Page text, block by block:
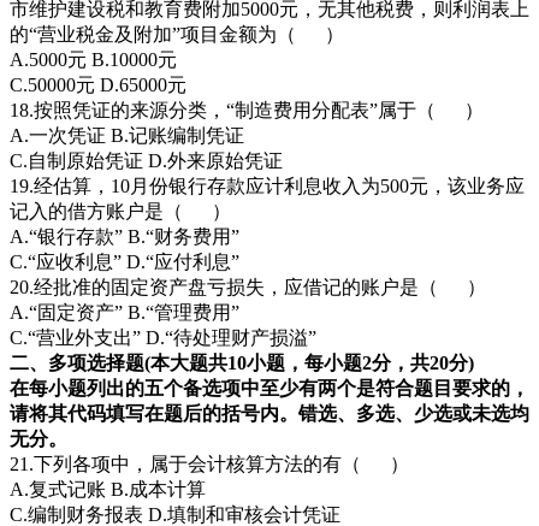
市维护建设税和教育费附加5000元，无其他税费，则利润表上
的“营业税金及附加”项目金额为（ ）
A.5000元 B.10000元
C.50000元 D.65000元
18.按照凭证的来源分类，“制造费用分配表”属于（ ）
A.一次凭证 B.记账编制凭证
C.自制原始凭证 D.外来原始凭证
19.经估算，10月份银行存款应计利息收入为500元，该业务应
记入的借方账户是（ ）
A.“银行存款” B.“财务费用”
C.“应收利息” D.“应付利息”
20.经批准的固定资产盘亏损失，应借记的账户是（ ）
A.“固定资产” B.“管理费用”
C.“营业外支出” D.“待处理财产损溢”
二、多项选择题(本大题共10小题，每小题2分，共20分)
在每小题列出的五个备选项中至少有两个是符合题目要求的，
请将其代码填写在题后的括号内。错选、多选、少选或未选均
无分。
21.下列各项中，属于会计核算方法的有（ ）
A.复式记账 B.成本计算
C.编制财务报表 D.填制和审核会计凭证